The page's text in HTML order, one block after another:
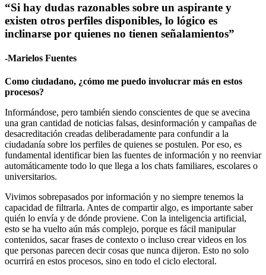
“Si hay dudas razonables sobre un aspirante y
existen otros perfiles disponibles, lo lógico es
inclinarse por quienes no tienen señalamientos”
-Marielos Fuentes
Como ciudadano, ¿cómo me puedo involucrar más en estos
procesos?
Informándose, pero también siendo conscientes de que se avecina
una gran cantidad de noticias falsas, desinformación y campañas de
desacreditación creadas deliberadamente para confundir a la
ciudadanía sobre los perfiles de quienes se postulen. Por eso, es
fundamental identificar bien las fuentes de información y no reenviar
automáticamente todo lo que llega a los chats familiares, escolares o
universitarios.
Vivimos sobrepasados por información y no siempre tenemos la
capacidad de filtrarla. Antes de compartir algo, es importante saber
quién lo envía y de dónde proviene. Con la inteligencia artificial,
esto se ha vuelto aún más complejo, porque es fácil manipular
contenidos, sacar frases de contexto o incluso crear videos en los
que personas parecen decir cosas que nunca dijeron. Esto no solo
ocurrirá en estos procesos, sino en todo el ciclo electoral.